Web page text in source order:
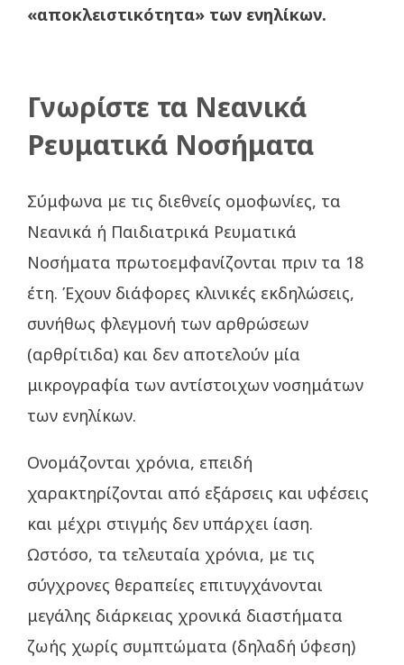
«αποκλειστικότητα» των ενηλίκων.
Γνωρίστε τα Νεανικά
Ρευματικά Νοσήματα
Σύμφωνα με τις διεθνείς ομοφωνίες, τα
Νεανικά ή Παιδιατρικά Ρευματικά
Νοσήματα πρωτοεμφανίζονται πριν τα 18
έτη. Έχουν διάφορες κλινικές εκδηλώσεις,
συνήθως φλεγμονή των αρθρώσεων
(αρθρίτιδα) και δεν αποτελούν μία
μικρογραφία των αντίστοιχων νοσημάτων
των ενηλίκων.
Ονομάζονται χρόνια, επειδή
χαρακτηρίζονται από εξάρσεις και υφέσεις
και μέχρι στιγμής δεν υπάρχει ίαση.
Ωστόσο, τα τελευταία χρόνια, με τις
σύγχρονες θεραπείες επιτυγχάνονται
μεγάλης διάρκειας χρονικά διαστήματα
ζωής χωρίς συμπτώματα (δηλαδή ύφεση)